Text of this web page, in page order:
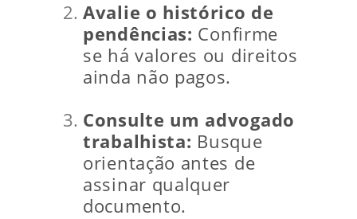
Avalie o histórico de
pendências: Confirme
se há valores ou direitos
ainda não pagos.
Consulte um advogado
trabalhista: Busque
orientação antes de
assinar qualquer
documento.